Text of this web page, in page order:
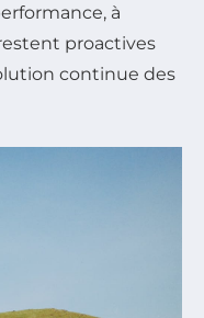
à
proactives
continue des